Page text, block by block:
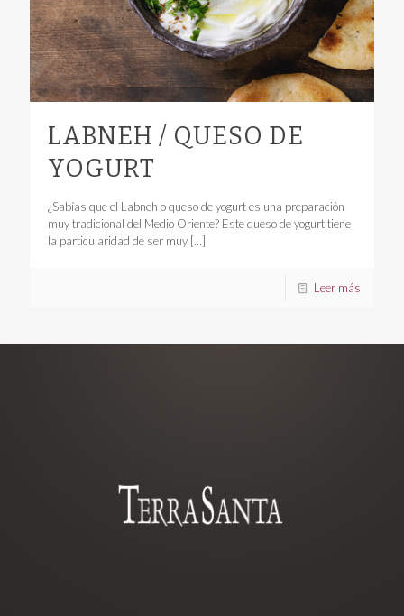
LABNEH / QUESO DE
YOGURT
¿Sabías que el Labneh o queso de yogurt es una preparación
muy tradicional del Medio Oriente? Este queso de yogurt tiene
la particularidad de ser muy […]
Leer más